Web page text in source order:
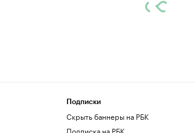
Подписки
Скрыть баннеры на РБК
Подписка на РБК